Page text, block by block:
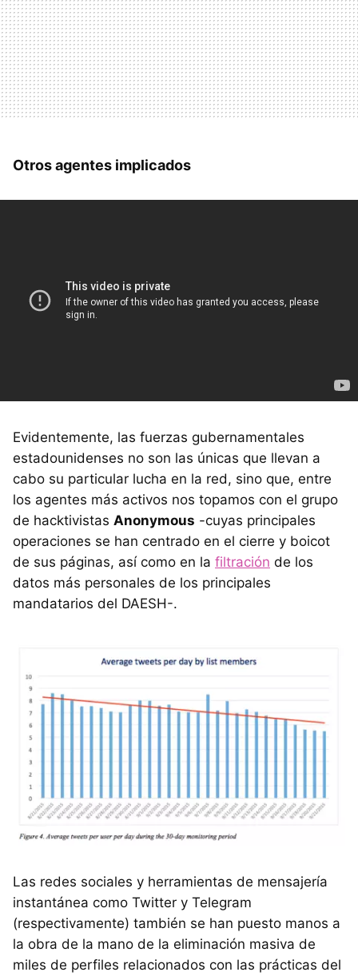
Otros agentes implicados
Evidentemente, las fuerzas gubernamentales
estadounidenses no son las únicas que llevan a
cabo su particular lucha en la red, sino que, entre
los agentes más activos nos topamos con el grupo
de hacktivistas Anonymous -cuyas principales
operaciones se han centrado en el cierre y boicot
de sus páginas, así como en la filtración de los
datos más personales de los principales
mandatarios del DAESH-.
Las redes sociales y herramientas de mensajería
instantánea como Twitter y Telegram
(respectivamente) también se han puesto manos a
la obra de la mano de la eliminación masiva de
miles de perfiles relacionados con las prácticas del